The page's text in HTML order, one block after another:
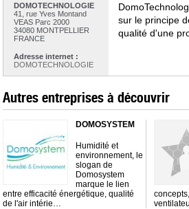
DOMOTECHNOLOGIE
41, rue Yves Montand
VEAS Parc 2000
34080 MONTPELLIER
FRANCE
Adresse internet :
DOMOTECHNOLOGIE
sur le principe
qualité d'une
Autres entreprises à découvrir
DOMOSYSTEM
Humidité et
environnement, le
slogan de
Domosystem
marque le lien
entre efficacité énergétique, qualité
de l'air intérie…